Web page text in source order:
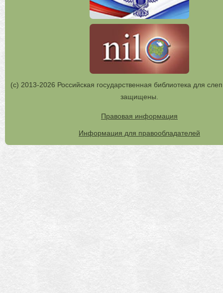
(с) 2013-2026 Российская государственная библиотека для
защищены.
Правовая информация
Информация для правообладателей